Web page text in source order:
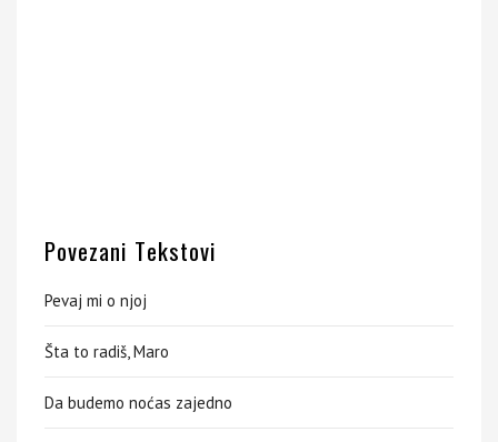
Povezani Tekstovi
Pevaj mi o njoj
Šta to radiš, Maro
Da budemo noćas zajedno